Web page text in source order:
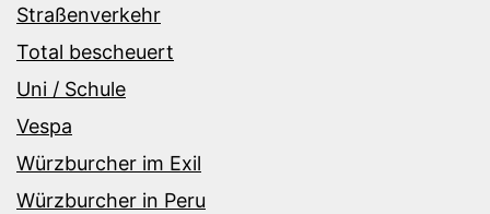
Straßenverkehr
Total bescheuert
Uni / Schule
Vespa
Würzburcher im Exil
Würzburcher in Peru